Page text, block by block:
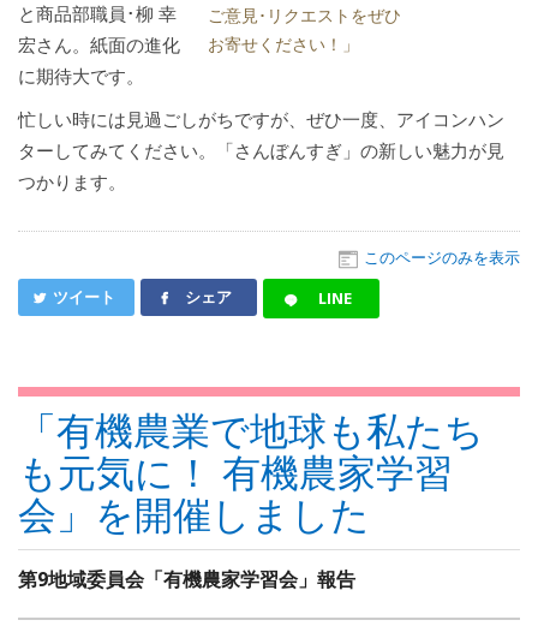
ご意見･リクエストをぜひ
お寄せください！」
と商品部職員･柳 幸
宏さん。紙面の進化
に期待大です。
忙しい時には見過ごしがちですが、ぜひ一度、アイコンハン
ターしてみてください。「さんぼんすぎ」の新しい魅力が見
つかります。
このページのみを表示
ツイート シェア LINE
「有機農業で地球も私たち
も元気に！ 有機農家学習
会」を開催しました
第9地域委員会「有機農家学習会」報告